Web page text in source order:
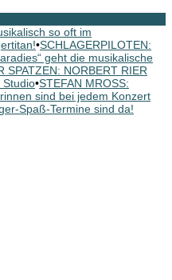
so oft im
•SCHLAGERPILOTEN:
geht die musikalische
SPATZEN: NORBERT RIER
Studio•STEFAN MROSS:
sind bei jedem Konzert
Spaß-Termine sind da!